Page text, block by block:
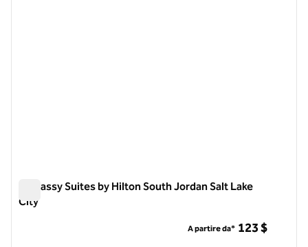
Embassy Suites by Hilton South Jordan Salt Lake
City
A partire da* 123 $